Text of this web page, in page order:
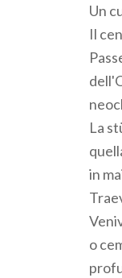
Un
Il
La
in
o